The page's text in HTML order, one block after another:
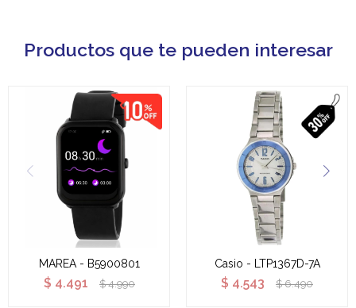
Productos que te pueden interesar
MAREA - B5900801
$ 4.491 $ 4.990
Casio - LTP1367D-7A
$ 4.543 $ 6.490